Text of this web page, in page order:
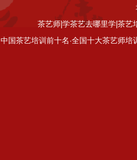
茶艺师|学茶艺去哪里学|茶艺
中国茶艺培训前十名·全国十大茶艺师培